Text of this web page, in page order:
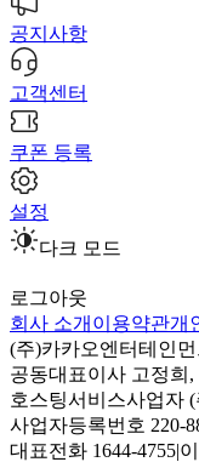
공지사항
고객센터
쿠폰 등록
설정
다크 모드
로그아웃
회사 소개 이용약관개
(주)카카오엔터테인
공동대표이사 고정희,
호스팅서비스사업자
사업자등록번호 220-
대표전화 1644-4755|